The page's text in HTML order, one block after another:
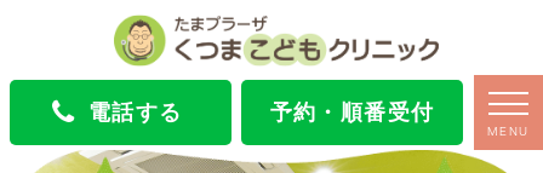
電話する 予約・順番受付
MENU